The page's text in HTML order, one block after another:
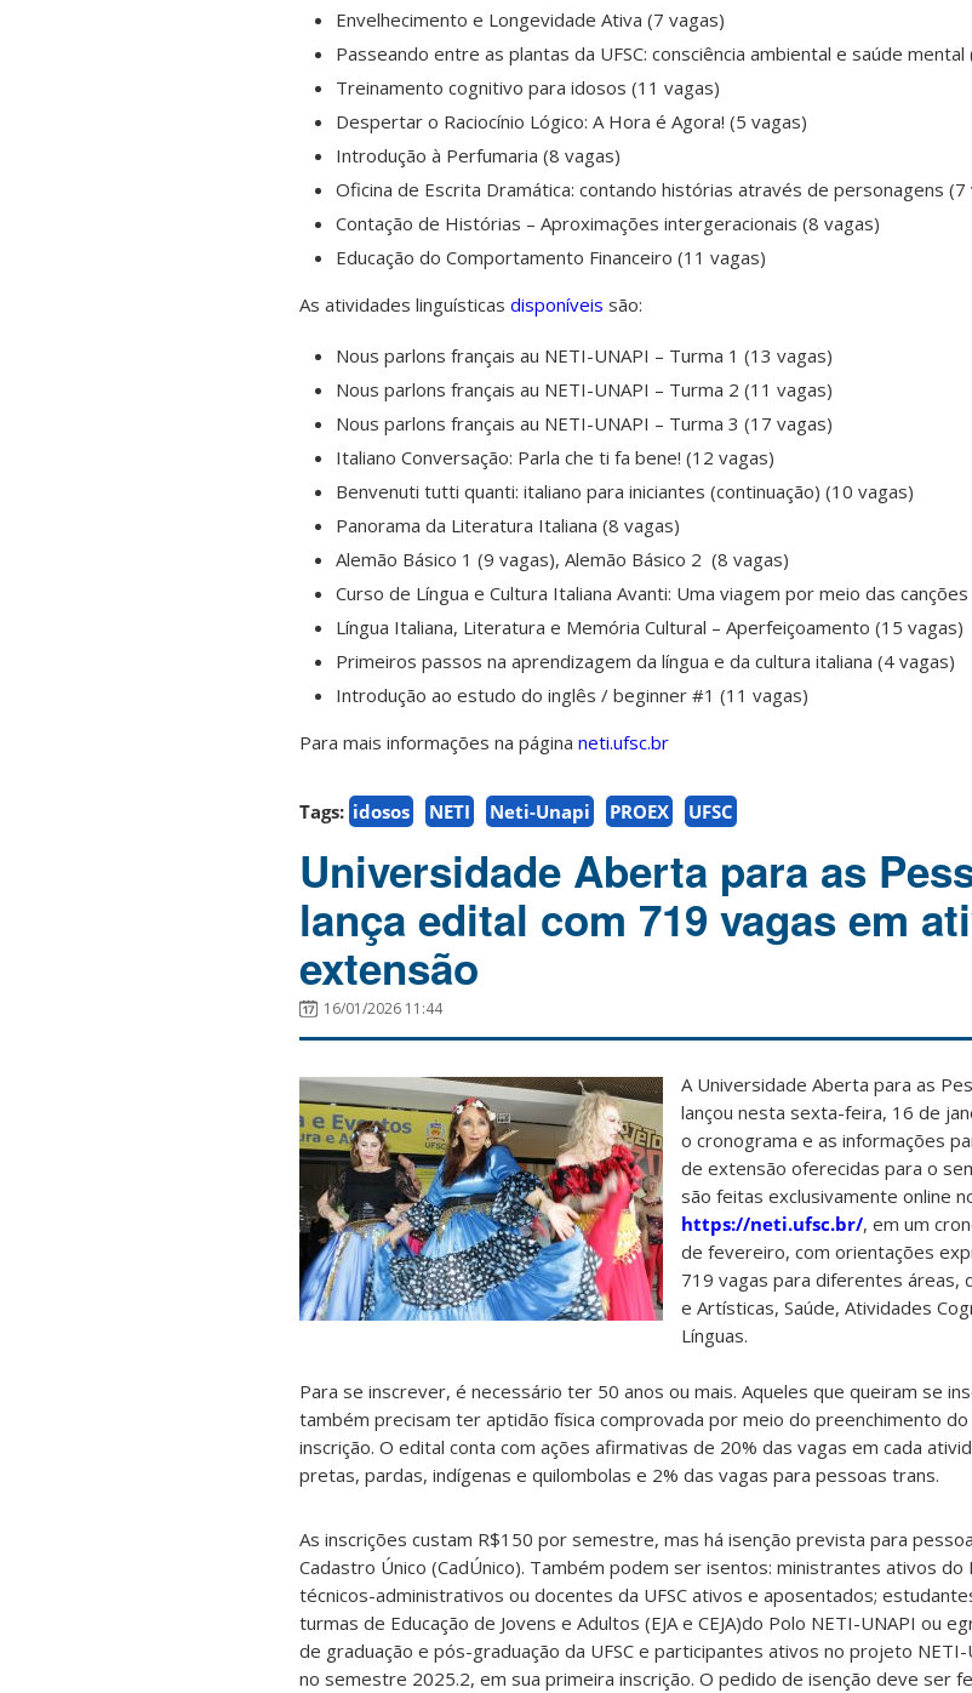
Envelhecimento e Longevidade Ativa (7 vagas)
Passeando entre as plantas da UFSC: consciência ambiental e saúde mental
Treinamento cognitivo para idosos (11 vagas)
Despertar o Raciocínio Lógico: A Hora é Agora! (5 vagas)
Introdução à Perfumaria (8 vagas)
Oficina de Escrita Dramática: contando histórias através de personagens (7
Contação de Histórias – Aproximações intergeracionais (8 vagas)
Educação do Comportamento Financeiro (11 vagas)
As atividades linguísticas disponíveis são:
Nous parlons français au NETI-UNAPI – Turma 1 (13 vagas)
Nous parlons français au NETI-UNAPI – Turma 2 (11 vagas)
Nous parlons français au NETI-UNAPI – Turma 3 (17 vagas)
Italiano Conversação: Parla che ti fa bene! (12 vagas)
Benvenuti tutti quanti: italiano para iniciantes (continuação) (10 vagas)
Panorama da Literatura Italiana (8 vagas)
Alemão Básico 1 (9 vagas), Alemão Básico 2 (8 vagas)
Curso de Língua e Cultura Italiana Avanti: Uma viagem por meio das
Língua Italiana, Literatura e Memória Cultural – Aperfeiçoamento (15 vagas)
Primeiros passos na aprendizagem da língua e da cultura italiana (4 vagas)
Introdução ao estudo do inglês / beginner #1 (11 vagas)
Para mais informações na página neti.ufsc.br
Tags: idosos NETI Neti-Unapi PROEX UFSC
Universidade Aberta para as
lança edital com 719 vagas em
extensão
16/01/2026 11:44
A Universidade Aberta para as
lançou nesta sexta-feira, 16 de
o cronograma e as informações
de extensão oferecidas para o
são feitas exclusivamente online
https://neti.ufsc.br/, em um
de fevereiro, com orientações
719 vagas para diferentes áreas,
e Artísticas, Saúde, Atividades
Línguas.
Para se inscrever, é necessário ter 50 anos ou mais. Aqueles que queiram se
também precisam ter aptidão física comprovada por meio do preenchimento
inscrição. O edital conta com ações afirmativas de 20% das vagas em cada
pretas, pardas, indígenas e quilombolas e 2% das vagas para pessoas trans.
As inscrições custam R$150 por semestre, mas há isenção prevista para
Cadastro Único (CadÚnico). Também podem ser isentos: ministrantes ativos
técnicos-administrativos ou docentes da UFSC ativos e aposentados;
turmas de Educação de Jovens e Adultos (EJA e CEJA)do Polo NETI-UNAPI ou
de graduação e pós-graduação da UFSC e participantes ativos no projeto NETI-
no semestre 2025.2, em sua primeira inscrição. O pedido de isenção deve ser